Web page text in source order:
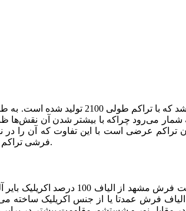
با تراکم طولی 2100 تولید شده است.
به
می‌رود چراکه با بیشتر شدن آن نقش‌ها
فرشی تراکم 2100 دارد به این معنی است که در 10 سانتی متر از طول فرش باید 105 گره وجود داشته باشد.
نیز همچون دیگر فرش‌های
فرش عمدتا یا از جنس اکریلیک ساخته